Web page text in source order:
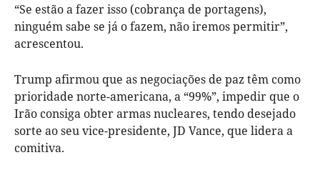
“Se estão a fazer isso (cobrança de portagens),
ninguém sabe se já o fazem, não iremos permitir”,
acrescentou.
Trump afirmou que as negociações de paz têm como
prioridade norte-americana, a “99%”, impedir que o
Irão consiga obter armas nucleares, tendo desejado
sorte ao seu vice-presidente, JD Vance, que lidera a
comitiva.